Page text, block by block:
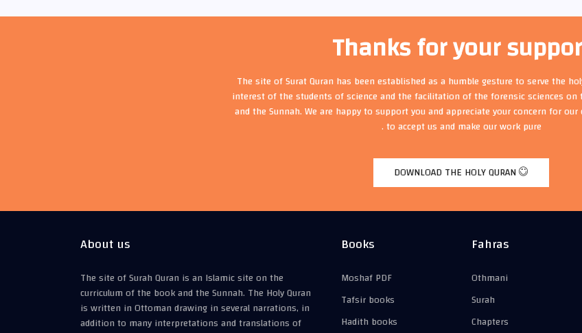
Thanks for your
The site of Surat Quran has been established as a humble gesture to serve the
interest of the students of science and the facilitation of the forensic sciences
and the Sunnah. We are happy to support you and appreciate your concern for
to accept us and make our work pure .
DOWNLOAD THE HOLY QURAN
Fahras
Othmani
Surah
Chapters
Books
Moshaf PDF
Tafsir books
Hadith books
About us
The site of Surah Quran is an Islamic site on the
curriculum of the book and the Sunnah. The Holy Quran
is written in Ottoman drawing in several narrations, in
addition to many interpretations and translations of